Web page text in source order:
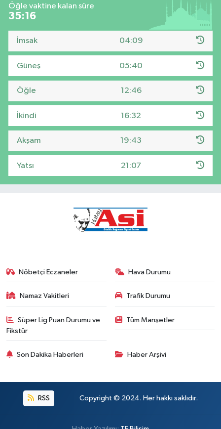
Öğle vaktine kalan süre
35:15
İmsak 04:09
Güneş 05:40
Öğle 12:46
İkindi 16:32
Akşam 19:43
Yatsı 21:07
Nöbetçi Eczaneler Hava Durumu
Namaz Vakitleri Trafik Durumu
Süper Lig Puan Durumu ve
Fikstür
Tüm Manşetler
Son Dakika Haberleri Haber Arşivi
RSS Copyright © 2024. Her hakkı saklıdır.